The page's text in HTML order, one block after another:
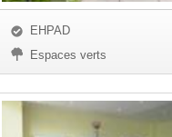
EHPAD
Espaces verts